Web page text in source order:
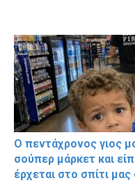
Ο πεντάχρονος γιος
σούπερ μάρκετ και
έρχεται στο σπίτι